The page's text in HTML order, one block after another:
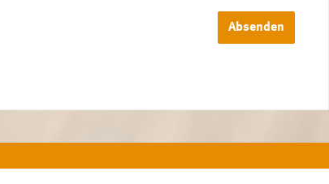
Absenden